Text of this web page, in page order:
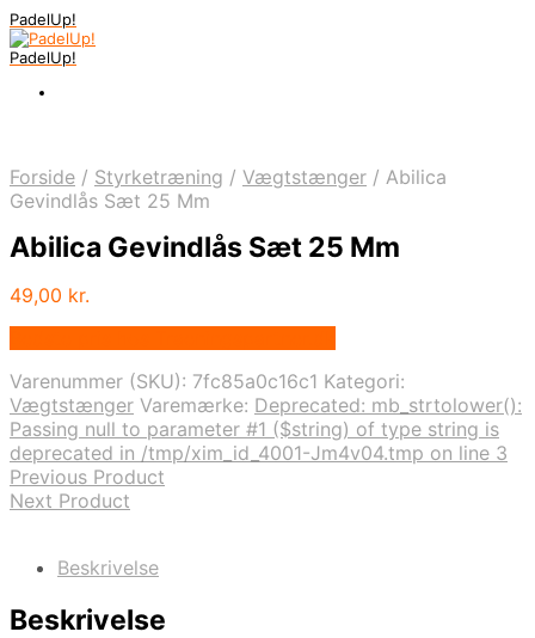
PadelUp!
PadelUp!
Forside / Styrketræning / Vægtstænger / Abilica
Gevindlås Sæt 25 Mm
Abilica Gevindlås Sæt 25 Mm
49,00 kr.
Varenummer (SKU): 7fc85a0c16c1 Kategori:
Vægtstænger Varemærke: Deprecated: mb_strtolower():
Passing null to parameter #1 ($string) of type string is
deprecated in /tmp/xim_id_4001-Jm4v04.tmp on line 3
Previous Product
Next Product
Beskrivelse
Beskrivelse